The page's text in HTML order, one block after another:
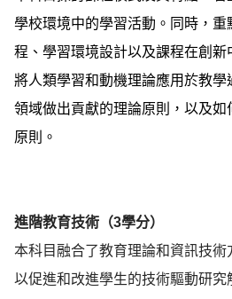
學校環境中的學習活動。同時，
程、學習環境設計以及課程在創
將人類學習和動機理論應用於教
領域做出貢獻的理論原則，以及
原則。
進階教育技術（3學分）
本科目融合了教育理論和資訊技術
以促進和改進學生的技術驅動研究